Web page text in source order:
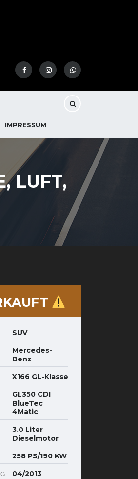
IMPRESSUM
LUFT,
SUV
Mercedes-
Benz
X166 GL-Klasse
GL350 CDI
BlueTec
4Matic
3.0 Liter
Dieselmotor
258 PS/190 KW
04/2013